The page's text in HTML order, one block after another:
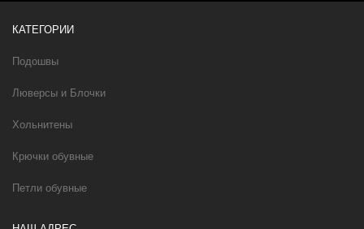
КАТЕГОРИИ
Подошвы
Люверсы и Блочки
Хольнитены
Крючки обувные
Петли обувные